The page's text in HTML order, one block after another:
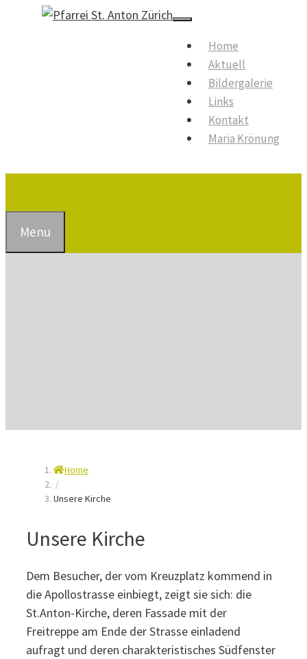
Springe
Home
Aktuell
Bildergalerie
Links
Kontakt
Maria Krönung
Menu
Home
/
Unsere Kirche
Unsere Kirche
Dem Besucher, der vom Kreuzplatz kommend in
die Apollostrasse einbiegt, zeigt sie sich: die
St.Anton-Kirche, deren Fassade mit der
Freitreppe am Ende der Strasse einladend
aufragt und deren charakteristisches Südfenster